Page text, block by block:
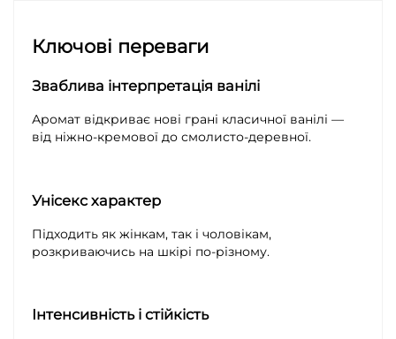
Ключові переваги
Зваблива інтерпретація ванілі
Аромат відкриває нові грані класичної ванілі —
від ніжно-кремової до смолисто-деревної.
Унісекс характер
Підходить як жінкам, так і чоловікам,
розкриваючись на шкірі по-різному.
Інтенсивність і стійкість